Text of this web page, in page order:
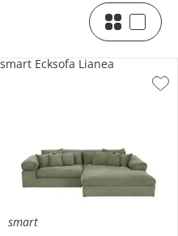
smart
smart Ecksofa Lianea